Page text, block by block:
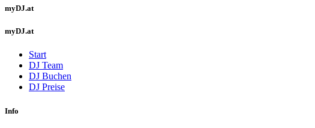
myDJ.at
myDJ.at
Start
DJ Team
DJ Buchen
DJ Preise
Info